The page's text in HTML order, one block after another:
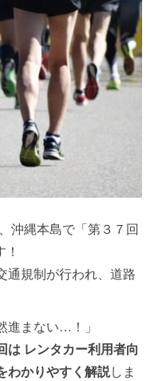
沖縄本島で「第３７回
通規制が行われ、道路
進まない…！」
は レンタカー利用者向
わかりやすく解説しま